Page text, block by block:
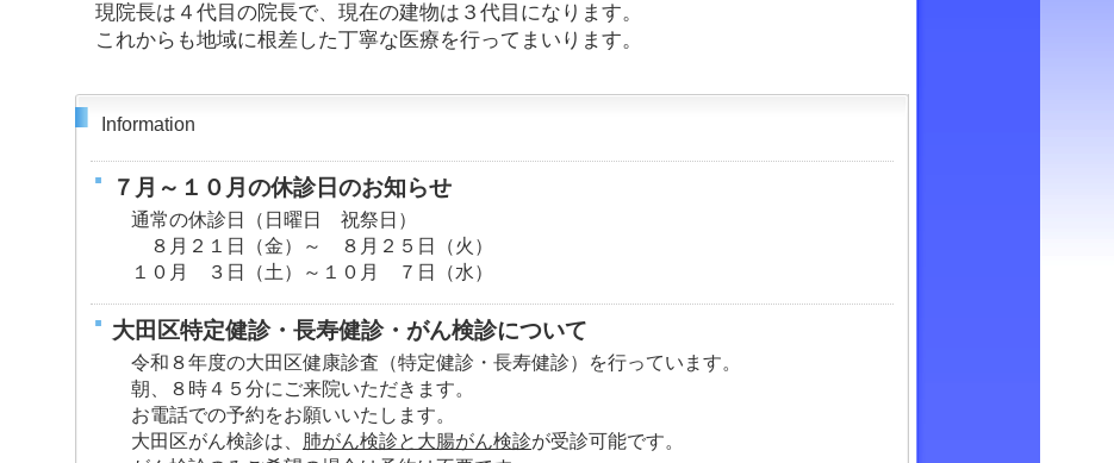
現院長は４代目の院長で、現在の建物は３代目になります。
これからも地域に根差した丁寧な医療を行ってまいります。
Information
７月～１０月の休診日のお知らせ
通常の休診日（日曜日 祝祭日）
８月２１日（金）～ ８月２５日（火）
１０月 ３日（土）～１０月 ７日（水）
大田区特定健診・長寿健診・がん検診について
令和８年度の大田区健康診査（特定健診・長寿健診）を行っています。
朝、８時４５分にご来院いただきます。
お電話での予約をお願いいたします。
大田区がん検診は、
肺がん検診と大腸がん検診が受診可能です。